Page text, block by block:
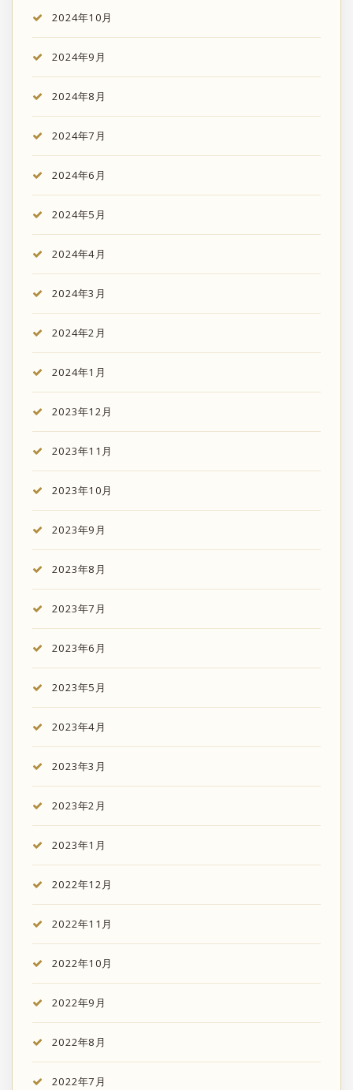
2024年10月
2024年9月
2024年8月
2024年7月
2024年6月
2024年5月
2024年4月
2024年3月
2024年2月
2024年1月
2023年12月
2023年11月
2023年10月
2023年9月
2023年8月
2023年7月
2023年6月
2023年5月
2023年4月
2023年3月
2023年2月
2023年1月
2022年12月
2022年11月
2022年10月
2022年9月
2022年8月
2022年7月